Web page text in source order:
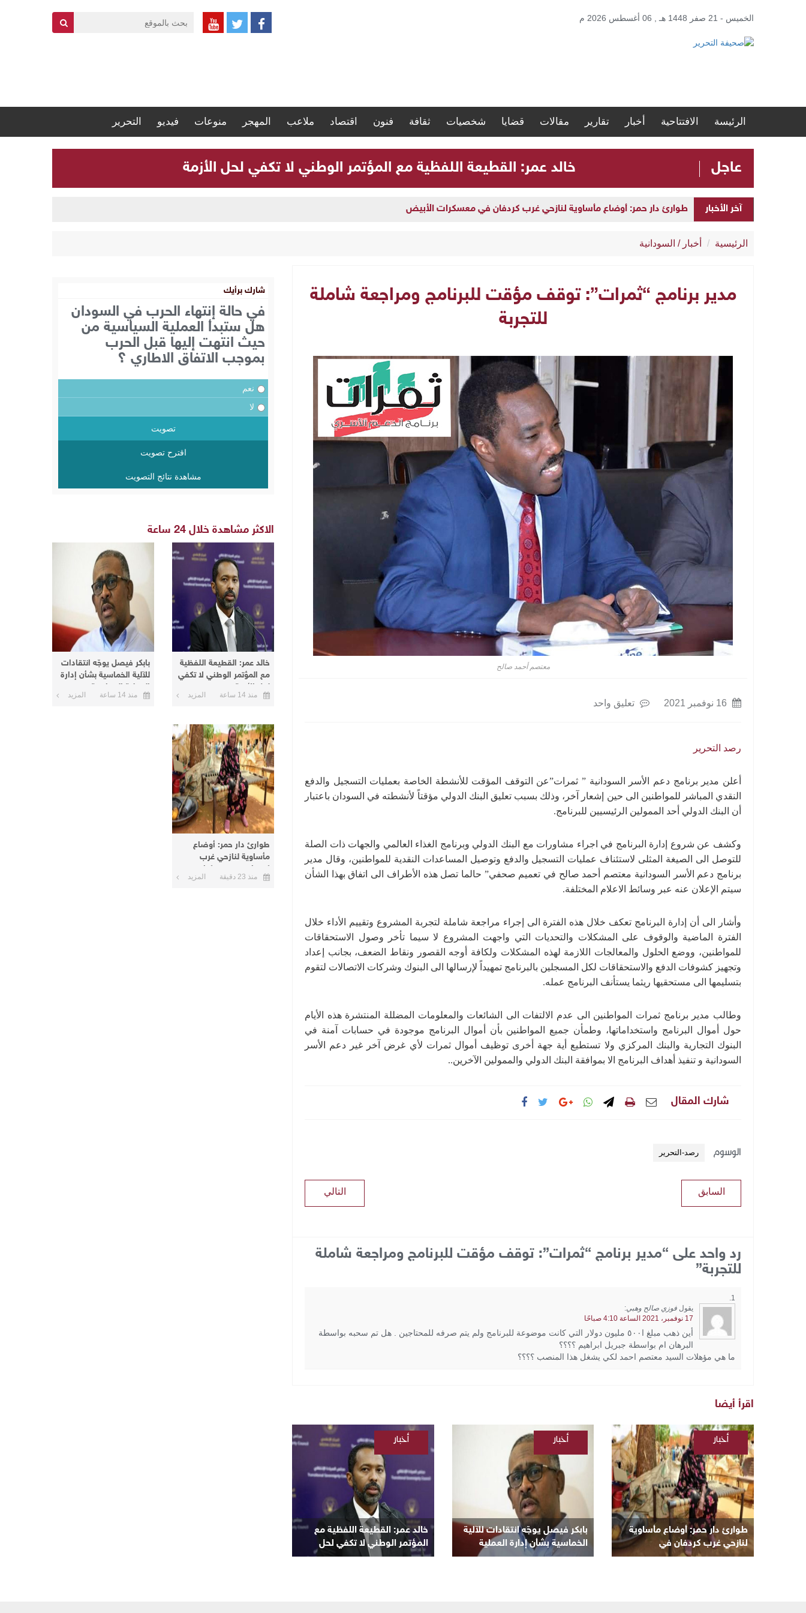
الخميس - 21 صفر 1448 هـ , 06 أغسطس 2026 م
الرئيسة الافتتاحية أخبار تقارير مقالات قضايا شخصيات ثقافة فنون اقتصاد ملاعب المهجر منوعات فيديو التحرير
عاجل ​خالد عمر: القطيعة اللفظية مع المؤتمر الوطني لا تكفي لحل الأزمة
آخر الأخبار طوارئ دار حمر: أوضاع مأساوية لنازحي غرب كردفان في معسكرات الأبيض
بابكر فيصل يوجّه انتقادات للآلية الخماسية بشأن إدارة العملية السياسية
الرئيسية أخبار / السودانية
مدير برنامج “ثمرات”: توقف مؤقت للبرنامج ومراجعة شاملة
للتجربة
معتصم أحمد صالح
تعليق واحد
رصد التحرير
أعلن مدير برنامج دعم الأسر السودانية ” ثمرات”عن التوقف المؤقت للأنشطة الخاصة بعمليات التسجيل والدفع
النقدي المباشر للمواطنين الى حين إشعار آخر، وذلك بسبب تعليق البنك الدولي مؤقتاً لأنشطته في السودان باعتبار
أن البنك الدولي أحد الممولين الرئيسيين للبرنامج.
وكشف عن شروع إدارة البرنامج في اجراء مشاورات مع البنك الدولي وبرنامج الغذاء العالمي والجهات ذات الصلة
للتوصل الى الصيغة المثلى لاستئناف عمليات التسجيل والدفع وتوصيل المساعدات النقدية للمواطنين، وقال مدير
برنامج دعم الأسر السودانية معتصم أحمد صالح في تعميم صحفي” حالما تصل هذه الأطراف الى اتفاق بهذا الشأن
سيتم الإعلان عنه عبر وسائط الاعلام المختلفة.
وأشار الى أن إدارة البرنامج تعكف خلال هذه الفترة الى إجراء مراجعة شاملة لتجربة المشروع وتقييم الأداء خلال
الفترة الماضية والوقوف على المشكلات والتحديات التي واجهت المشروع لا سيما تأخر وصول الاستحقاقات
للمواطنين، ووضع الحلول والمعالجات اللازمة لهذه المشكلات ولكافة أوجه القصور ونقاط الضعف، بجانب إعداد
وتجهيز كشوفات الدفع والاستحقاقات لكل المسجلين بالبرنامج تمهيداً لإرسالها الى البنوك وشركات الاتصالات لتقوم
بتسليمها الى مستحقيها ريثما يستأنف البرنامج عمله.
وطالب مدير برنامج ثمرات المواطنين الى عدم الالتفات الى الشائعات والمعلومات المضللة المنتشرة هذه الأيام
حول أموال البرنامج واستخداماتها، وطمأن جميع المواطنين بأن أموال البرنامج موجودة في حسابات آمنة في
البنوك التجارية والبنك المركزي ولا تستطيع أية جهة أخرى توظيف أموال ثمرات لأي غرض آخر غير دعم الأسر
السودانية و تنفيذ أهداف البرنامج الا بموافقة البنك الدولي والممولين الآخرين..
شارك المقال
الوسوم رصد-التحرير
التالي السابق
رد واحد على “مدير برنامج “ثمرات”: توقف مؤقت للبرنامج ومراجعة شاملة
للتجربة”
يقول فوزي صالح وهبي:
17 نوفمبر، 2021 الساعة 4:10 صباحًا
أين ذهب مبلغ ا٥٠٠ مليون دولار التي كانت موضوعة للبرنامج ولم يتم صرفه للمحتاجين . هل تم سحبه بواسطة
البرهان ام بواسطة جبريل ابراهيم ؟؟؟؟
ما هي مؤهلات السيد معتصم احمد لكي يشغل هذا المنصب ؟؟؟؟
اقرأ أيضا
طوارئ دار حمر: أوضاع مأساوية
لنازحي غرب كردفان في
معسكرات الأبيض
أخبار
/
السودانية
بابكر فيصل يوجّه انتقادات للآلية
الخماسية بشأن إدارة العملية
السياسية
أخبار
/
السودانية
​خالد عمر: القطيعة اللفظية مع
المؤتمر الوطني لا تكفي لحل
الأزمة
أخبار
السودانية
شارك برأيك
في حالة إنتهاء الحرب في السودان
هل ستبدأ العملية السياسية من
حيث انتهت إليها قبل الحرب
بموجب الاتفاق الاطاري ؟
نعم
لا
تصويت
اقترح تصويت
مشاهدة نتائج التصويت
الاكثر مشاهدة خلال 24 ساعة
​خالد عمر: القطيعة اللفظية
مع المؤتمر الوطني لا تكفي
لحل الأزمة
منذ 14 ساعة المزيد
بابكر فيصل يوجّه انتقادات
للآلية الخماسية بشأن إدارة
العملية السياسية
منذ 14 ساعة المزيد
طوارئ دار حمر: أوضاع
مأساوية لنازحي غرب
كردفان في معسكرات
الأبيض
منذ 23 دقيقة المزيد